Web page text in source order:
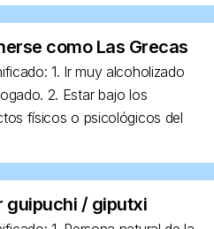
como Las Grecas
1. Ir muy alcoholizado
2. Estar bajo los
físicos o psicológicos del
guipuchi / giputxi